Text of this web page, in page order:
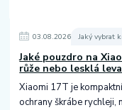
03.08.2026 Jaký vybrat
Jaké pouzdro na
růže nebo lesklá
Xiaomi 17T je
ochrany škrábe rychleji,